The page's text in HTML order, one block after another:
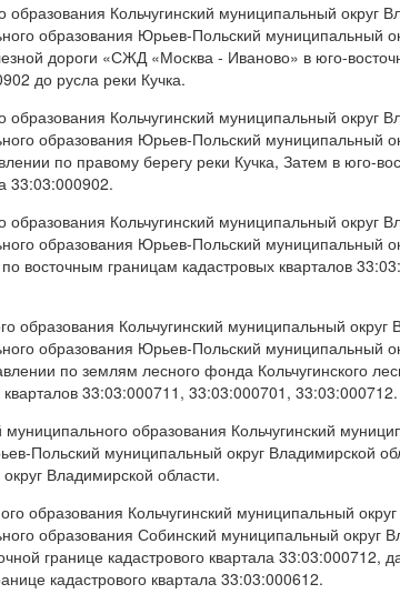
Кольчугинский муниципальный округ
образования Юрьев-Польский муниципальный
дороги «СЖД «Москва - Иваново» в юго-
до русла реки Кучка.
Кольчугинский муниципальный округ
образования Юрьев-Польский муниципальный
по правому берегу реки Кучка, Затем в юго-
33:03:000902.
Кольчугинский муниципальный округ
образования Юрьев-Польский муниципальный
восточным границам кадастровых кварталов
образования Кольчугинский муниципальный округ
образования Юрьев-Польский муниципальный
по землям лесного фонда Кольчугинского
33:03:000711, 33:03:000701, 33:03:000712.
образования Кольчугинский
Польский муниципальный округ Владимирской
Владимирской области.
образования Кольчугинский муниципальный
образования Собинский муниципальный округ
границе кадастрового квартала 33:03:000712,
кадастрового квартала 33:03:000612.